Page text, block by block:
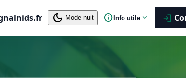
dark_mode Mode nuit infoInfo utile expand_more login